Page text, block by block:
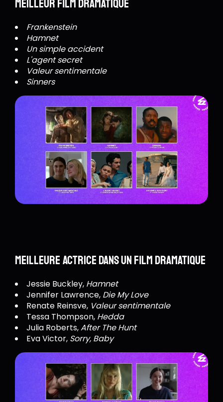
Meilleur film dramatique
Frankenstein
Hamnet
Un simple accident
L'agent secret
Valeur sentimentale
Sinners
Meilleure actrice dans un film dramatique
Jessie Buckley, Hamnet
Jennifer Lawrence, Die My Love
Renate Reinsve, Valeur sentimentale
Tessa Thompson, Hedda
Julia Roberts,After The Hunt
Eva Victor, Sorry, Baby